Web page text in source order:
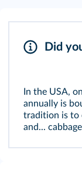
Did
In the USA,
annually is
tradition is to
and...